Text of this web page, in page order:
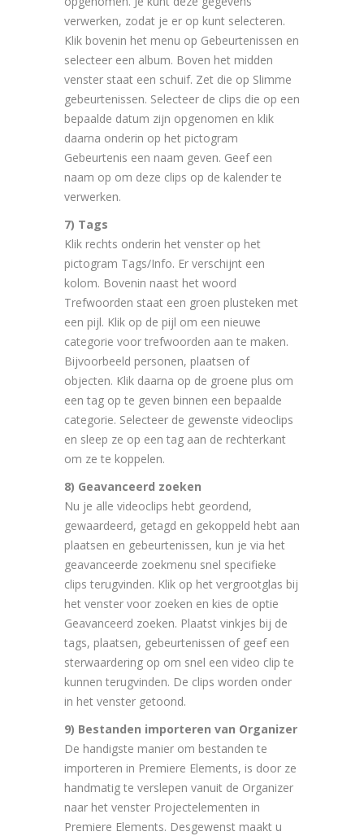
verwerken, zodat je er op kunt selecteren.
Klik bovenin het menu op Gebeurtenissen en
selecteer een album. Boven het midden
venster staat een schuif. Zet die op Slimme
gebeurtenissen. Selecteer de clips die op een
bepaalde datum zijn opgenomen en klik
daarna onderin op het pictogram
Gebeurtenis een naam geven. Geef een
naam op om deze clips op de kalender te
verwerken.
7) Tags
Klik rechts onderin het venster op het
pictogram Tags/Info. Er verschijnt een
kolom. Bovenin naast het woord
Trefwoorden staat een groen plusteken met
een pijl. Klik op de pijl om een nieuwe
categorie voor trefwoorden aan te maken.
Bijvoorbeeld personen, plaatsen of
objecten. Klik daarna op de groene plus om
een tag op te geven binnen een bepaalde
categorie. Selecteer de gewenste videoclips
en sleep ze op een tag aan de rechterkant
om ze te koppelen.
8) Geavanceerd zoeken
Nu je alle videoclips hebt geordend,
gewaardeerd, getagd en gekoppeld hebt aan
plaatsen en gebeurtenissen, kun je via het
geavanceerde zoekmenu snel specifieke
clips terugvinden. Klik op het vergrootglas bij
het venster voor zoeken en kies de optie
Geavanceerd zoeken. Plaatst vinkjes bij de
tags, plaatsen, gebeurtenissen of geef een
sterwaardering op om snel een video clip te
kunnen terugvinden. De clips worden onder
in het venster getoond.
9) Bestanden importeren van Organizer
De handigste manier om bestanden te
importeren in Premiere Elements, is door ze
handmatig te verslepen vanuit de Organizer
naar het venster Projectelementen in
Premiere Elements. Desgewenst maakt u